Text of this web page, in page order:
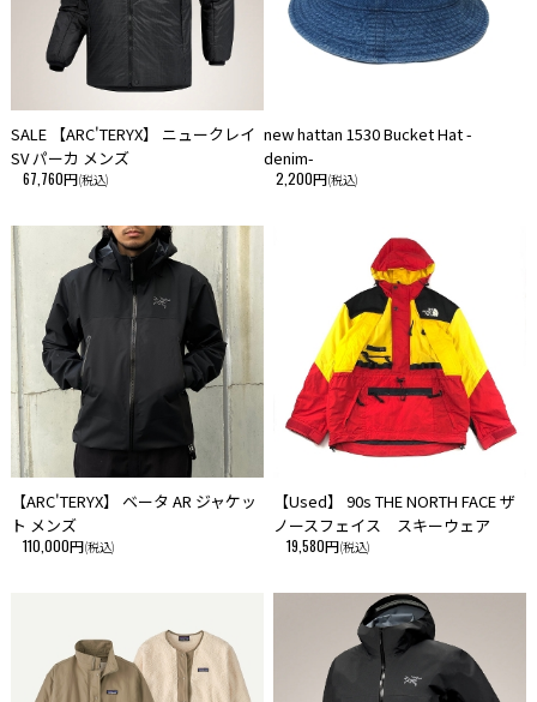
SALE 【ARC'TERYX】 ニュークレイ
SV パーカ メンズ
67,760円(税込)
new hattan 1530 Bucket Hat -
denim-
2,200円(税込)
【ARC'TERYX】 ベータ AR ジャケッ
ト メンズ
110,000円(税込)
【Used】 90s THE NORTH FACE ザ
ノースフェイス スキーウェア
19,580円(税込)